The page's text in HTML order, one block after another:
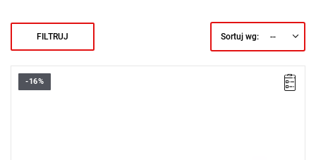
FILTRUJ Sortuj wg: --
-16%